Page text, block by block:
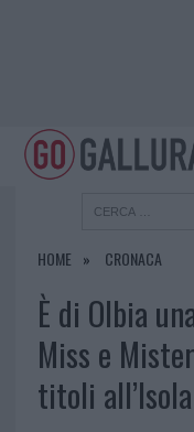
HOME CRONACA
È di Olbia
Miss e
titoli all’Isola